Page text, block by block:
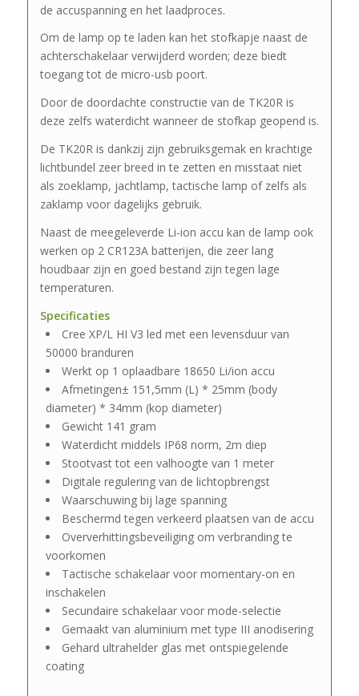
de accuspanning en het laadproces.
Om de lamp op te laden kan het stofkapje naast de
achterschakelaar verwijderd worden; deze biedt
toegang tot de micro-usb poort.
Door de doordachte constructie van de TK20R is
deze zelfs waterdicht wanneer de stofkap geopend is.
De TK20R is dankzij zijn gebruiksgemak en krachtige
lichtbundel zeer breed in te zetten en misstaat niet
als zoeklamp, jachtlamp, tactische lamp of zelfs als
zaklamp voor dagelijks gebruik.
Naast de meegeleverde Li-ion accu kan de lamp ook
werken op 2 CR123A batterijen, die zeer lang
houdbaar zijn en goed bestand zijn tegen lage
temperaturen.
Specificaties
Cree XP/L HI V3 led met een levensduur van
50000 branduren
Werkt op 1 oplaadbare 18650 Li/ion accu
Afmetingen± 151,5mm (L) * 25mm (body
diameter) * 34mm (kop diameter)
Gewicht 141 gram
Waterdicht middels IP68 norm, 2m diep
Stootvast tot een valhoogte van 1 meter
Digitale regulering van de lichtopbrengst
Waarschuwing bij lage spanning
Beschermd tegen verkeerd plaatsen van de accu
Oververhittingsbeveiliging om verbranding te
voorkomen
Tactische schakelaar voor momentary-on en
inschakelen
Secundaire schakelaar voor mode-selectie
Gemaakt van aluminium met type III anodisering
Gehard ultrahelder glas met ontspiegelende
coating